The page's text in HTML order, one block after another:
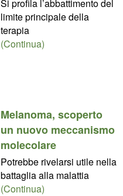
Si profila l’abbattimento del
limite principale della
terapia
(Continua)
Melanoma, scoperto
un nuovo meccanismo
molecolare
Potrebbe rivelarsi utile nella
battaglia alla malattia
(Continua)